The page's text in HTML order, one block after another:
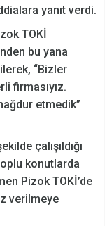
yanıt verdi.
TOKİ
bu yana
“Bizler
firmasıyız.
etmedik”
çalışıldığı
konutlarda
Pizok TOKİ’de
verilmeye